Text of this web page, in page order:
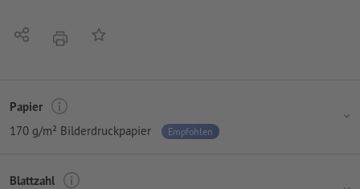
Teilen DruckenAuf die Merkliste
Papier
170 g/m² Bilderdruckpapier
Empfohlen
Blattzahl